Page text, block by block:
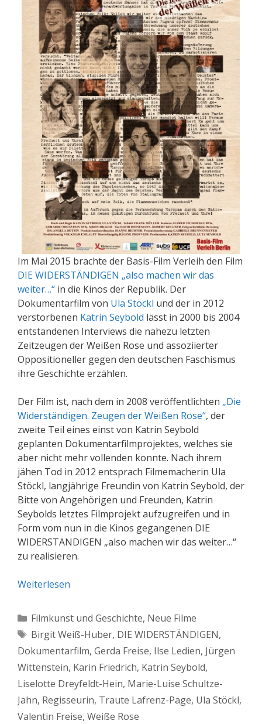
Im Mai 2015 brachte der Basis-Film Verleih den Film
DIE WIDERSTÄNDIGEN „also machen wir das
weiter…“ in die Kinos der Republik. Der
Dokumentarfilm von Ula Stöckl und der in 2012
verstorbenen Katrin Seybold lässt in 2000 bis 2004
entstandenen Interviews die nahezu letzten
Zeitzeugen der Weißen Rose und assoziierter
Oppositioneller gegen den deutschen Faschismus
ihre Geschichte erzählen.
Der Film ist, nach dem in 2008 veröffentlichten „Die
Widerständigen. Zeugen der Weißen Rose“, der
zweite Teil eines einst von Katrin Seybold
geplanten Dokumentarfilmprojektes, welches sie
aber nicht mehr vollenden konnte. Nach ihrem
jähen Tod in 2012 entsprach Filmemacherin Ula
Stöckl, langjährige Freundin von Katrin Seybold, der
Bitte von Angehörigen und Freunden, Katrin
Seybolds letztes Filmprojekt aufzugreifen und in
Form vom nun in die Kinos gegangenen DIE
WIDERSTÄNDIGEN „also machen wir das weiter…“
zu realisieren.
Weiterlesen
Kategorien
Filmkunst und Geschichte, Neue Filme
Schlagwörter
Birgit Weiß-Huber, DIE WIDERSTÄNDIGEN,
Dokumentarfilm, Gerda Freise, Ilse Ledien, Jürgen
Wittenstein, Karin Friedrich, Katrin Seybold,
Liselotte Dreyfeldt-Hein, Marie-Luise Schultze-
Jahn, Regisseurin, Traute Lafrenz-Page, Ula Stöckl,
Valentin Freise, Weiße Rose